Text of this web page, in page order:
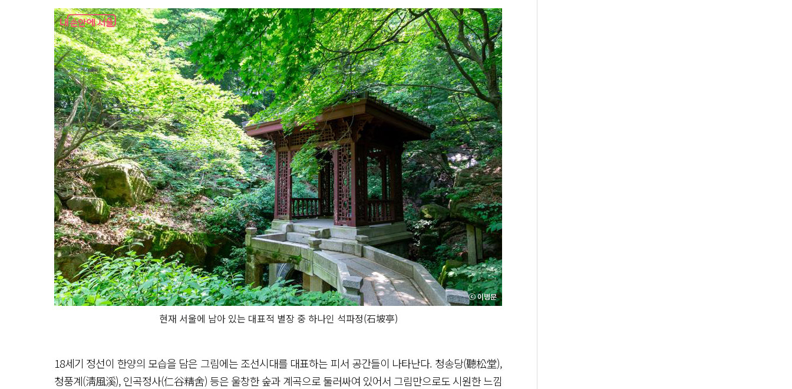
현재 서울에 남아 있는 대표적 별장 중 하나인 석파정(石坡亭)
18세기 정선이 한양의 모습을 담은 그림에는 조선시대를 대표하는 피서 공간들이 나타난다. 청송당(聽松堂),
청풍계(淸風溪), 인곡정사(仁谷精舍) 등은 울창한 숲과 계곡으로 둘러싸여 있어서 그림만으로도 시원한 느낌